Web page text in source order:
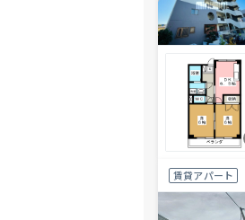
賃貸アパート